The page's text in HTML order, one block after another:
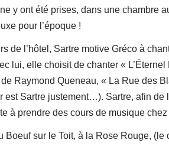
y ont été prises, dans une chambre
pour l’époque !
de l’hôtel, Sartre motive Gréco à
lui, elle choisit de chanter «
de Raymond Queneau, « La Rue des
est Sartre justement…). Sartre, afin de
à prendre des cours de musique
Boeuf sur le Toit, à la Rose Rouge, (le